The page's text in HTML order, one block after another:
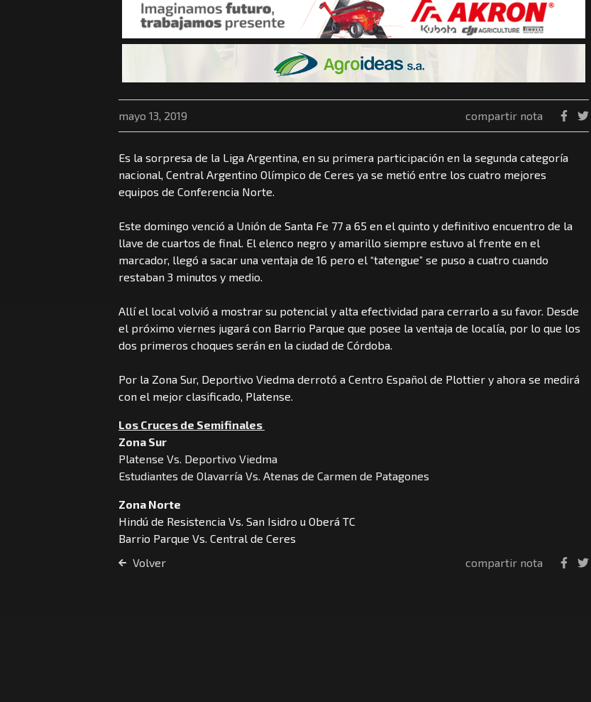
mayo 13, 2019 compartir nota
Es la sorpresa de la Liga Argentina, en su primera participación en la segunda categoría
nacional, Central Argentino Olímpico de Ceres ya se metió entre los cuatro mejores
equipos de Conferencia Norte.
Este domingo venció a Unión de Santa Fe 77 a 65 en el quinto y definitivo encuentro de la
llave de cuartos de final. El elenco negro y amarillo siempre estuvo al frente en el
marcador, llegó a sacar una ventaja de 16 pero el “tatengue” se puso a cuatro cuando
restaban 3 minutos y medio.
Allí el local volvió a mostrar su potencial y alta efectividad para cerrarlo a su favor. Desde
el próximo viernes jugará con Barrio Parque que posee la ventaja de localía, por lo que los
dos primeros choques serán en la ciudad de Córdoba.
Por la Zona Sur, Deportivo Viedma derrotó a Centro Español de Plottier y ahora se medirá
con el mejor clasificado, Platense.
Los Cruces de Semifinales
Zona Sur
Platense Vs. Deportivo Viedma
Estudiantes de Olavarría Vs. Atenas de Carmen de Patagones
Zona Norte
Hindú de Resistencia Vs. San Isidro u Oberá TC
Barrio Parque Vs. Central de Ceres
Volver
compartir nota